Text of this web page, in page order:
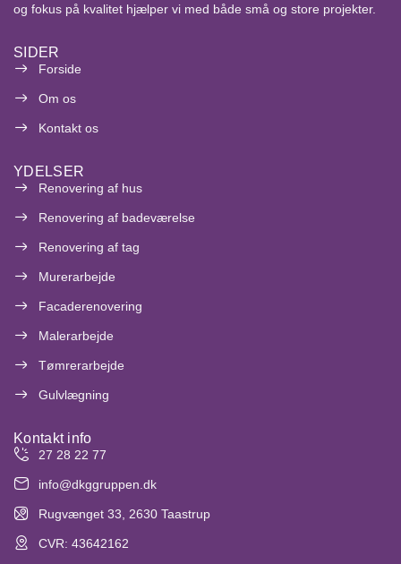
og fokus på kvalitet hjælper vi med både små og store projekter.
SIDER
Forside
Om os
Kontakt os
YDELSER
Renovering af hus
Renovering af badeværelse
Renovering af tag
Murerarbejde
Facaderenovering
Malerarbejde
Tømrerarbejde
Gulvlægning
Kontakt info
27 28 22 77
info@dkggruppen.dk
Rugvænget 33, 2630 Taastrup
CVR: 43642162